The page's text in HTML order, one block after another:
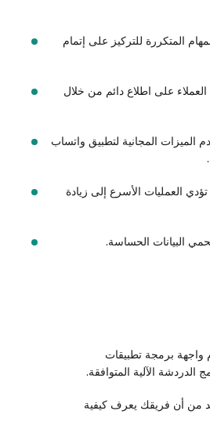
المتكررة للتركيز على إتمام
العملاء على اطلاع دائم من خلال
الميزات المجانية لتطبيق واتساب
تؤدي العمليات الأسرع إلى زيادة
البيانات الحساسة.
واجهة برمجة تطبيقات
الدردشة الآلية المتوافقة.
من أن فريقك يعرف كيفية